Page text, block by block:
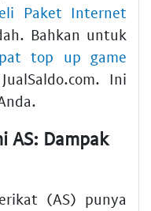
Paket Internet
Bahkan untuk
top up game
Ini
AS: Dampak
(AS) punya